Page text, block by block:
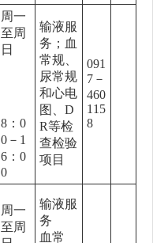
周一
至周
日
8：0
0－1
6：0
0
输液服
务；血
常规、
尿常规
和心电
图、D
R等检
查检验
项目
091
7－
460
115
8
周一
至周
输液服
务
血常